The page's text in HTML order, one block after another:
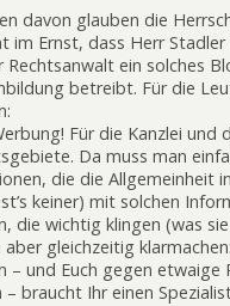
davon glauben die
im Ernst, dass Herr Stadler
Rechtsanwalt ein solches
betreibt. Für die
Für die Kanzlei und
Da muss man
die die Allgemeinheit
keiner) mit solchen
die wichtig klingen (was
aber gleichzeitig
– und Euch gegen etwaige
braucht Ihr einen